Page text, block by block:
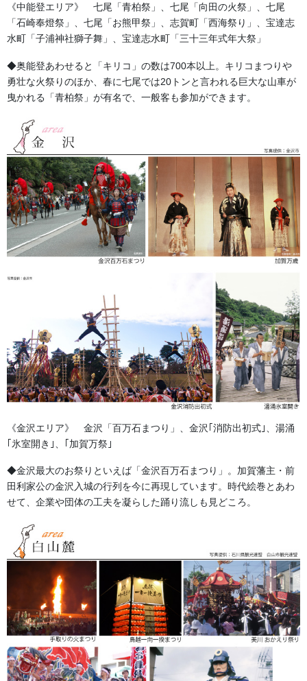
076-237-8888
営業時間 10:00-18:00 〒920-0061金沢市問屋町2丁目85
人形の森佐は12月〜4月末まで土曜、日曜も営業。
お問い合わせ
タグ
幕・のぼり
前の記事
房(ふさ) 揚巻房
2017/06/28
足袋,腹掛・股引、手拭
次の記事
よもやま話
法被・はっぴ・はんてん・印半纏
お祭備品と豆知識
獅子舞・衣裳・別仕立・小物
提灯 祭
幕・のぼり
足袋,腹掛・股引、手拭
お知らせ
《中能登エリア》 七尾「青柏祭」、七尾「向田の火祭」、七尾
「石崎奉燈祭」、七尾「お熊甲祭」、志賀町「西海祭り」、宝達志
水町「子浦神社獅子舞」、宝達志水町「三十三年式年大祭」
◆奥能登あわせると「キリコ」の数は700本以上。キリコまつりや
勇壮な火祭りのほか、春に七尾では20トンと言われる巨大な山車が
曳かれる「青柏祭」が有名で、一般客も参加ができます。
《金沢エリア》 金沢「百万石まつり」、金沢｢消防出初式｣、湯涌
｢氷室開き｣、｢加賀万祭｣
◆金沢最大のお祭りといえば「金沢百万石まつり」。加賀藩主・前
田利家公の金沢入城の行列を今に再現しています。時代絵巻とあわ
せて、企業や団体の工夫を凝らした踊り流しも見どころ。